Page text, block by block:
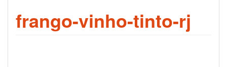
frango-vinho-tinto-rj